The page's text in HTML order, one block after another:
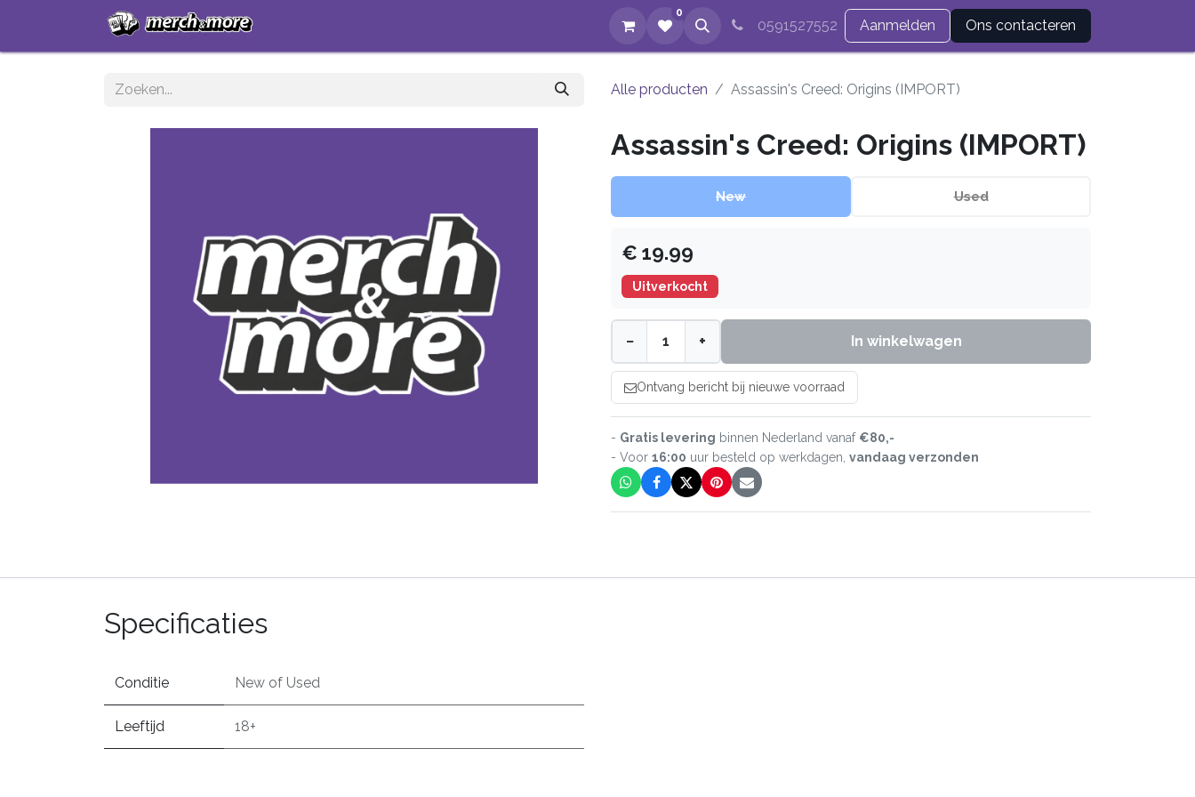
Over ons Reparaties
0
0591527552 Aanmelden Ons contacteren
Alle producten Assassin's Creed: Origins (IMPORT)
Assassin's Creed: Origins (IMPORT)
New Used
€ 19.99
Uitverkocht
− + In winkelwagen
Ontvang bericht bij nieuwe voorraad
- Gratis levering binnen Nederland vanaf €80,-
- Voor 16:00 uur besteld op werkdagen, vandaag verzonden
Specificaties
Conditie New of Used
Leeftijd 18+